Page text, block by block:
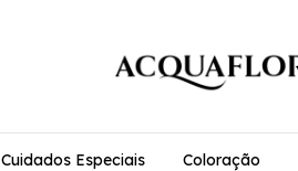
Cuidados Especiais Coloração